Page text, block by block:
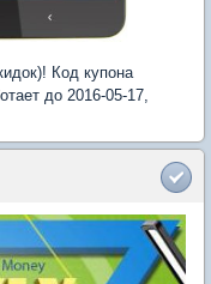
Код купона
до 2016-05-17,